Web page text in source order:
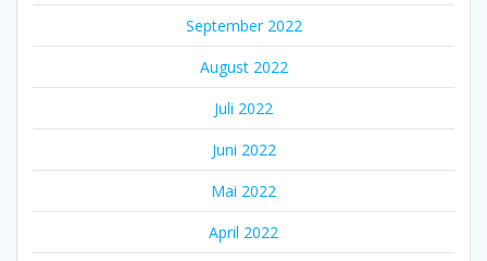
September 2022
August 2022
Juli 2022
Juni 2022
Mai 2022
April 2022